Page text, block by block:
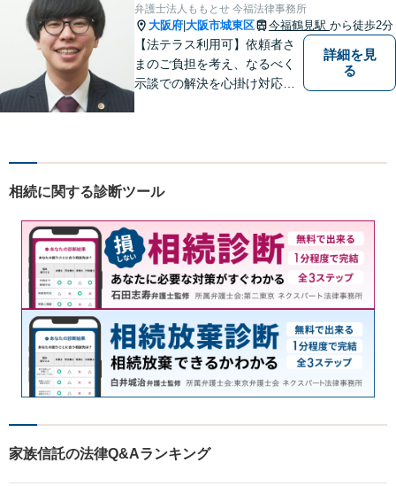
します【放出駅1分】
弁護士法人ももとせ 今福法律事務所
大阪府 大阪市城東区 今福鶴見駅 から徒歩2分
【法テラス利用可】依頼者さ
まのご負担を考え、なるべく
示談での解決を心掛け対応い
で頼れる弁護士を目指しま
見駅2分】
詳細を見
る
相続に関する診断ツール
家族信託の法律Q&Aランキング